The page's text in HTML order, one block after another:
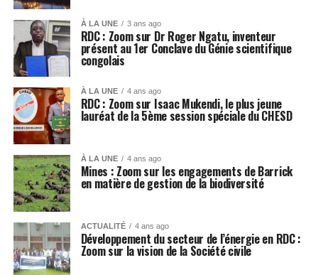
À LA UNE 3 ans ago
RDC : Zoom sur Dr Roger Ngatu, inventeur
présent au 1er Conclave du Génie scientifique
congolais
À LA UNE 4 ans ago
RDC : Zoom sur Isaac Mukendi, le plus jeune
lauréat de la 5ème session spéciale du CHESD
À LA UNE 4 ans ago
Mines : Zoom sur les engagements de Barrick
en matière de gestion de la biodiversité
ACTUALITÉ 4 ans ago
Développement du secteur de l’énergie en RDC :
Zoom sur la vision de la Société civile